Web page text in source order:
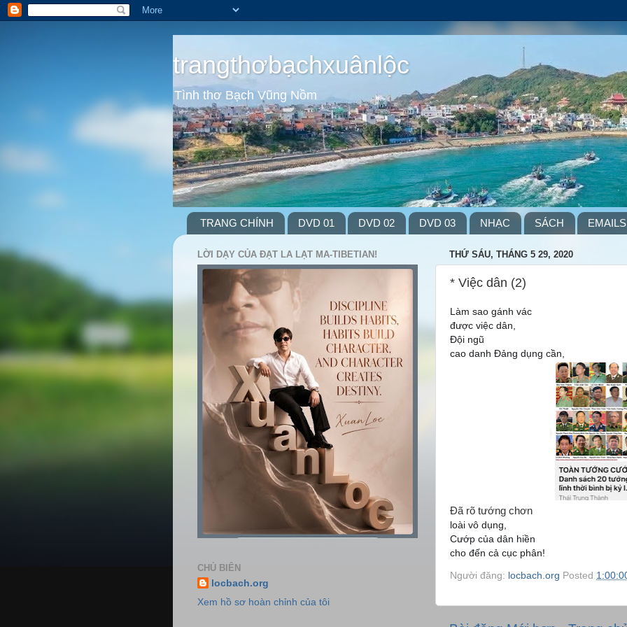
trangthơbạchxuânlộc
Tình thơ Bạch Vũng Nồm
TRANG CHÍNH DVD 01 DVD 02 DVD 03 NHẠC SÁCH EMAILS
THỨ SÁU, THÁNG 5 29, 2020
* Việc dân (2)
Làm sao gánh vác
được việc dân,
Đội ngũ
cao danh Đảng dụng cần,
Đã rõ tướng chơn
loài vô dụng,
Cướp của dân hiền
cho đến cả cục phân!
Người đăng: locbach.org Posted
LỜI DẠY CỦA ĐẠT LA LẠT MA-TIBETIAN!
CHỦ BIÊN
locbach.org
Xem hồ sơ hoàn chỉnh của tôi